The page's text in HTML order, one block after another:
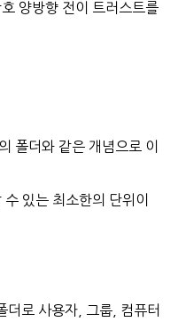
양방향 전이 트러스트를
폴더와 같은 개념으로 이
있는 최소한의 단위이
더로 사용자, 그룹, 컴퓨터